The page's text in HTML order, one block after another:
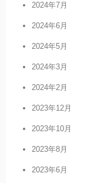
2024年7月
2024年6月
2024年5月
2024年3月
2024年2月
2023年12月
2023年10月
2023年8月
2023年6月